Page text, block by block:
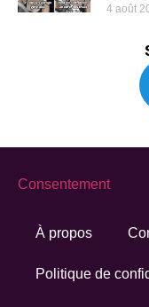
4 août
À propos
Politique de
Consentement